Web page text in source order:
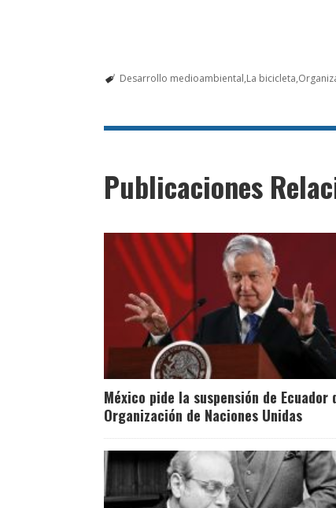
Desarrollo medioambiental La bicicleta
Publicaciones
México pide la suspensión de Ecuador
Organización de Naciones Unidas